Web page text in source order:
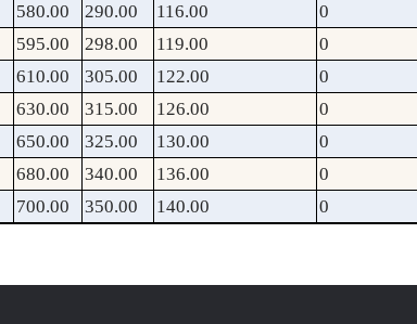
580.00 290.00 116.00 0
595.00 298.00 119.00 0
610.00 305.00 122.00 0
630.00 315.00 126.00 0
650.00 325.00 130.00 0
680.00 340.00 136.00 0
700.00 350.00 140.00 0